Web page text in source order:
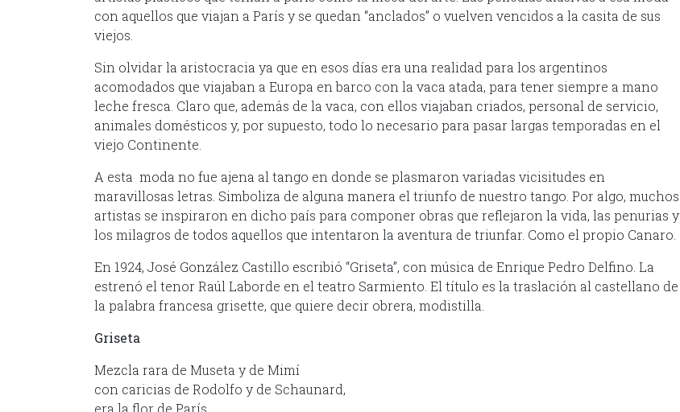
con aquellos que viajan a París y se quedan “anclados” o vuelven vencidos a la casita de sus
viejos.
Sin olvidar la aristocracia ya que en esos días era una realidad para los argentinos
acomodados que viajaban a Europa en barco con la vaca atada, para tener siempre a mano
leche fresca. Claro que, además de la vaca, con ellos viajaban criados, personal de servicio,
animales domésticos y, por supuesto, todo lo necesario para pasar largas temporadas en el
viejo Continente.
A esta moda no fue ajena al tango en donde se plasmaron variadas vicisitudes en
maravillosas letras. Simboliza de alguna manera el triunfo de nuestro tango. Por algo, muchos
artistas se inspiraron en dicho país para componer obras que reflejaron la vida, las penurias y
los milagros de todos aquellos que intentaron la aventura de triunfar. Como el propio Canaro.
En 1924, José González Castillo escribió “Griseta”, con música de Enrique Pedro Delfino. La
estrenó el tenor Raúl Laborde en el teatro Sarmiento. El título es la traslación al castellano de
la palabra francesa grisette, que quiere decir obrera, modistilla.
Griseta
Mezcla rara de Museta y de Mimí
con caricias de Rodolfo y de Schaunard,
era la flor de París